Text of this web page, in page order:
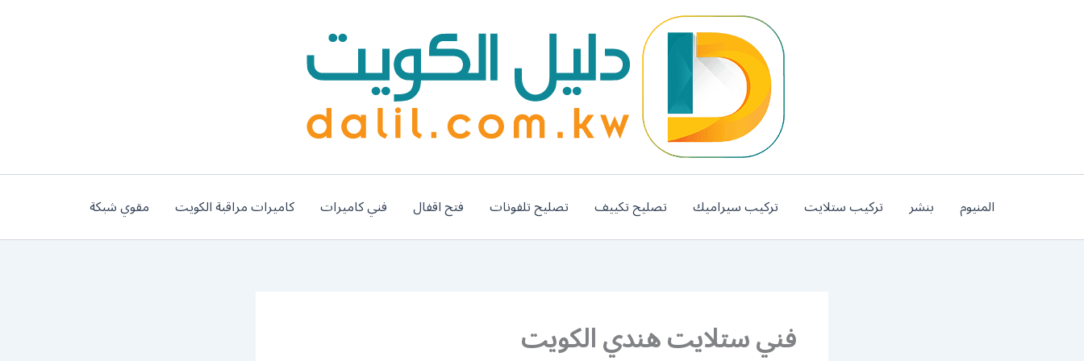
المنيوم بنشر تركيب ستلايت تركيب سيراميك تصليح تكييف تصليح تلفونات فتح اقفال فني كاميرات كاميرات مراقبة الكويت مقوي شبكة
فني ستلايت هندي الكويت